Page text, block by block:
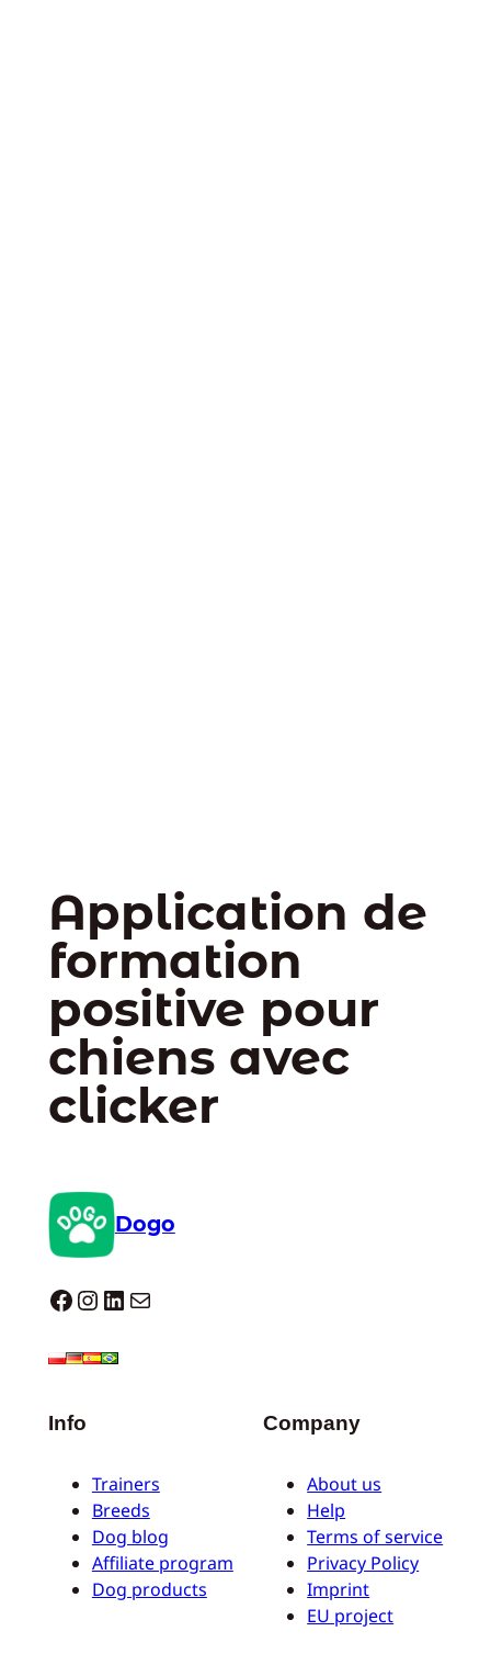
Application de
formation
positive pour
chiens avec
clicker
Dogo
Dogo facebook InstagramLinkedIn E-mail
Info
Trainers
Breeds
Dog blog
Affiliate program
Dog products
Company
About us
Help
Terms of service
Privacy Policy
Imprint
EU project